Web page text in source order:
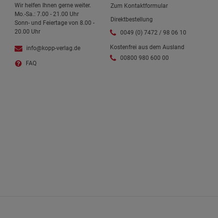
Wir helfen Ihnen gerne weiter.
Mo.-Sa.: 7.00 - 21.00 Uhr
Sonn- und Feiertage von 8.00 -
20.00 Uhr
info@kopp-verlag.de
FAQ
Zum Kontaktformular
Direktbestellung
0049 (0) 7472 / 98 06 10
Kostenfrei aus dem Ausland
00800 980 600 00